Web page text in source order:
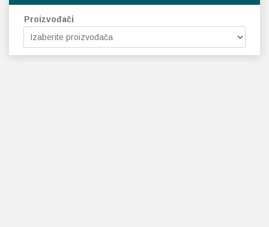
Proizvođači